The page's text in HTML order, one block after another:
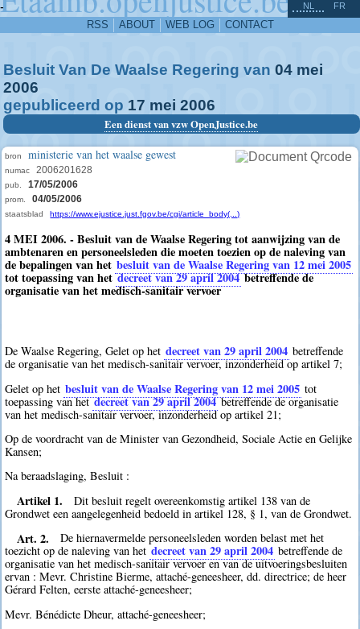
-
RSS ABOUT WEB LOG CONTACT
NL FR
Besluit Van De Waalse Regering van 04 mei
2006
gepubliceerd op 17 mei 2006
Een dienst van vzw OpenJustice.be
bron ministerie van het waalse gewest
numac 2006201628
pub. 17/05/2006
prom. 04/05/2006
staatsblad https://www.ejustice.just.fgov.be/cgi/article_body(...)
4 MEI 2006. - Besluit van de Waalse Regering tot aanwijzing van de
ambtenaren en personeelsleden die moeten toezien op de naleving van
de bepalingen van het besluit van de Waalse Regering van 12 mei 2005
tot toepassing van hetdecreet van 29 april 2004betreffende de
organisatie van het medisch-sanitair vervoer
De Waalse Regering, Gelet op het decreet van 29 april 2004 betreffende
de organisatie van het medisch-sanitair vervoer, inzonderheid op artikel 7;
Gelet op het besluit van de Waalse Regering van 12 mei 2005 tot
toepassing van hetdecreet van 29 april 2004betreffende de organisatie
van het medisch-sanitair vervoer, inzonderheid op artikel 21;
Op de voordracht van de Minister van Gezondheid, Sociale Actie en Gelijke
Kansen;
Na beraadslaging, Besluit :
Artikel 1.
Dit besluit regelt overeenkomstig artikel 138 van de
Grondwet een aangelegenheid bedoeld in artikel 128, § 1, van de Grondwet.
Art. 2.
De hiernavermelde personeelsleden worden belast met het
toezicht op de naleving van het decreet van 29 april 2004 betreffende de
organisatie van het medisch-sanitair vervoer en van de uitvoeringsbesluiten
ervan : Mevr. Christine Bierme, attaché-geneesheer, dd. directrice; de heer
Gérard Felten, eerste attaché-geneesheer;
Mevr. Bénédicte Dheur, attaché-geneesheer;
^